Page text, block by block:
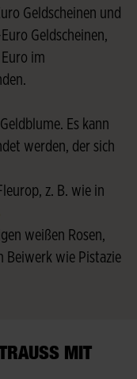
Geldscheinen und
Geldscheinen,
im
Es kann
werden, der sich
z. B. wie in
weißen Rosen,
Beiwerk wie Pistazie
MIT G